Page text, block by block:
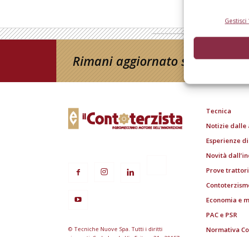
Rimani aggiornato sul mondo
© Tecniche Nuove Spa. Tutti i diritti
Tecnica
Notizie dalle
Esperienze
Novità
Prove
Economia e
PAC e PSR
Normativa